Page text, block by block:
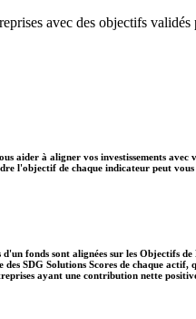
avec des objectifs
aider à aligner vos investissements
l'objectif de chaque indicateur peut
d'un fonds sont alignées sur les
des SDG Solutions Scores de chaque
ayant une contribution nette